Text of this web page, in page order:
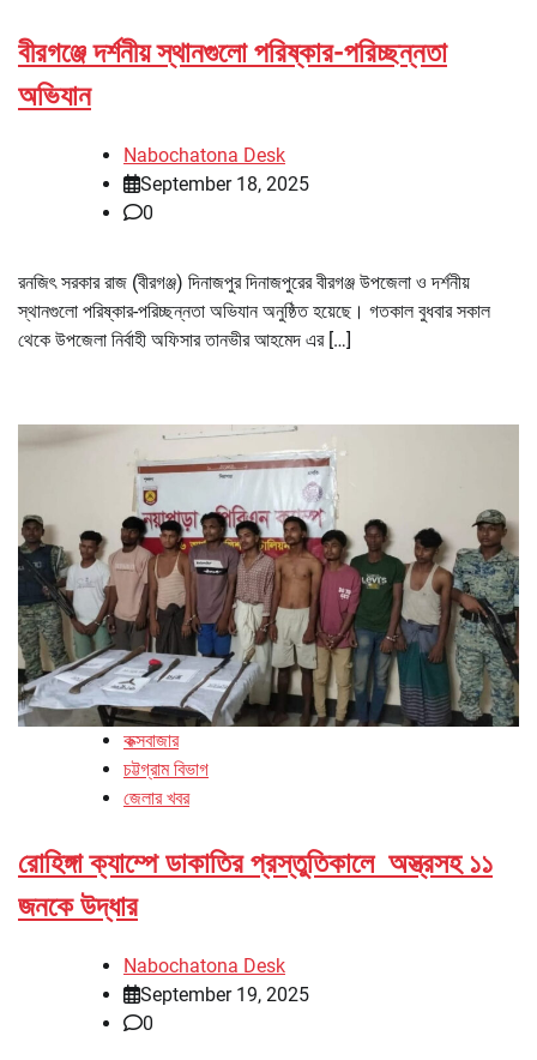
বীরগঞ্জে দর্শনীয় স্থানগুলো পরিষ্কার-পরিচ্ছন্নতা
অভিযান
Nabochatona Desk
September 18, 2025
0
রনজিৎ সরকার রাজ (বীরগঞ্জ) দিনাজপুর দিনাজপুরের বীরগঞ্জ উপজেলা ও দর্শনীয়
স্থানগুলো পরিষ্কার-পরিচ্ছন্নতা অভিযান অনুষ্ঠিত হয়েছে। গতকাল বুধবার সকাল
থেকে উপজেলা নির্বাহী অফিসার তানভীর আহমেদ এর […]
কক্সবাজার
চট্টগ্রাম বিভাগ
জেলার খবর
রোহিঙ্গা ক্যাম্পে ডাকাতির প্রস্তুতিকালে অস্ত্রসহ ১১
জনকে উদ্ধার
Nabochatona Desk
September 19, 2025
0